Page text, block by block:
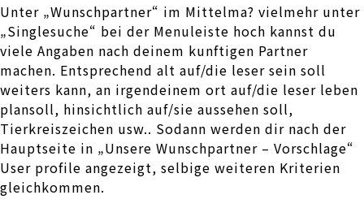
Unter „Wunschpartner“ im Mittelma? vielmehr unter
„Singlesuche“ bei der Menuleiste hoch kannst du
viele Angaben nach deinem kunftigen Partner
machen. Entsprechend alt auf/die leser sein soll
weiters kann, an irgendeinem ort auf/die leser leben
plansoll, hinsichtlich auf/sie aussehen soll,
Tierkreiszeichen usw.. Sodann werden dir nach der
Hauptseite in „Unsere Wunschpartner – Vorschlage“
User profile angezeigt, selbige weiteren Kriterien
gleichkommen.